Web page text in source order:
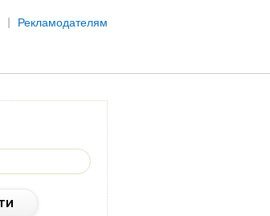
Рекламодателям